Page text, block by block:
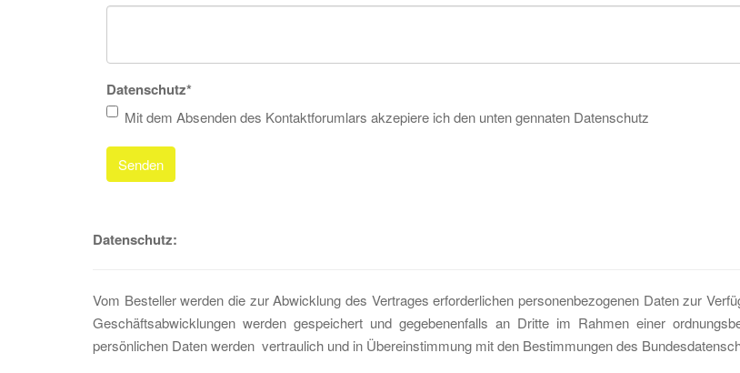
Datenschutz*
Mit dem Absenden des Kontaktforumlars akzepiere ich den unten gennaten Datenschutz
Senden
Datenschutz:
Vom Besteller werden die zur Abwicklung des Vertrages erforderlichen personenbezogenen Daten zur
Geschäftsabwicklungen werden gespeichert und gegebenenfalls an Dritte im Rahmen einer
persönlichen Daten werden vertraulich und in Übereinstimmung mit den Bestimmungen des